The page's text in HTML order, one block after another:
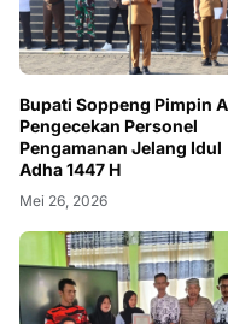
Bupati Soppeng Pimpin
Pengecekan Personel
Pengamanan Jelang Idul
Adha 1447 H
Mei 26, 2026